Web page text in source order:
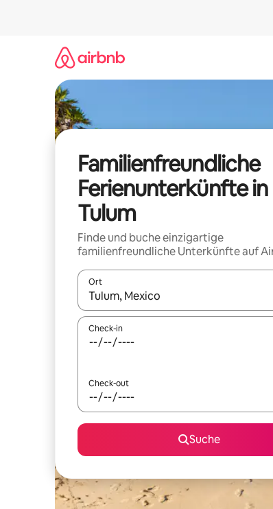
Familienfreundliche
Ferienunterkünfte in
Tulum
Finde und buche einzigartige
familienfreundliche Unterkünfte auf
Ort
Wenn Ergebnisse verfügbar sind,
Check-in
Check-out
Suche